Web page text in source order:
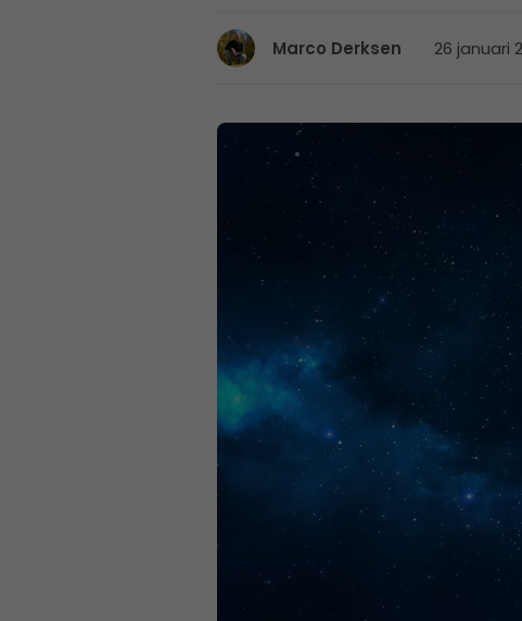
Marco Derksen 26 januari